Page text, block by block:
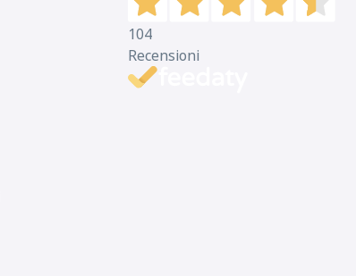
104
Recensioni